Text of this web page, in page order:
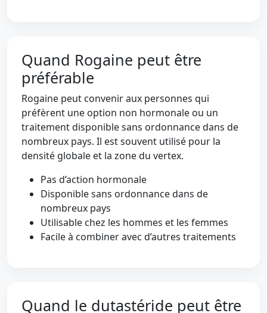
Quand Rogaine peut être
préférable
Rogaine peut convenir aux personnes qui
préfèrent une option non hormonale ou un
traitement disponible sans ordonnance dans de
nombreux pays. Il est souvent utilisé pour la
densité globale et la zone du vertex.
Pas d’action hormonale
Disponible sans ordonnance dans de
nombreux pays
Utilisable chez les hommes et les femmes
Facile à combiner avec d’autres traitements
Quand le dutastéride peut être